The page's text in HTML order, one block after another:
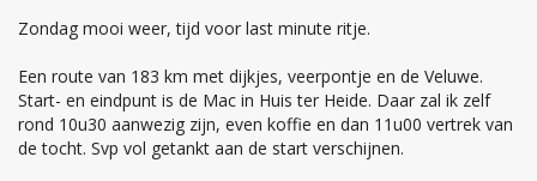
Zondag mooi weer, tijd voor last minute ritje.
Een route van 183 km met dijkjes, veerpontje en de Veluwe.
Start- en eindpunt is de Mac in Huis ter Heide. Daar zal ik zelf
rond 10u30 aanwezig zijn, even koffie en dan 11u00 vertrek van
de tocht. Svp vol getankt aan de start verschijnen.